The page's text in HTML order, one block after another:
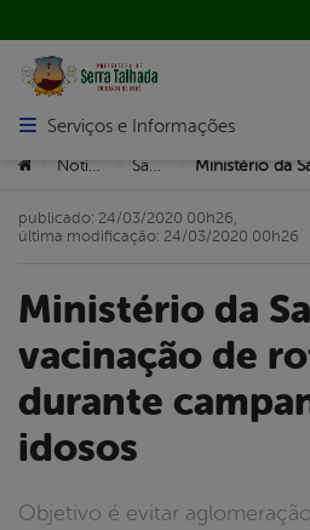
Abrir menu principal de
Serviços e Informações
Você está aqui:
> Notícias > >
Ministério da Saúde adia
vacinação de
durante
idosos
Objetivo é evitar aglomeração de pessoas nas
publicado: 24/03/2020 00h26,
última modificação: 24/03/2020 00h26